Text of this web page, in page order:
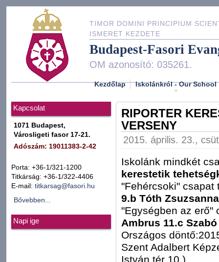
TIMOR DOMINI PRINCIPIUM
ISMERET KEZDETE
Budapest-Fasori
OM azonosító: 035261.
Kezdőlap Iskolánkról - Our School
Kapcsolat
1071 Budapest,
Városligeti fasor 17-21.
Adószám: 19011383-2-42
Porta: +36-1/321-1200
Titkárság: +36-1/322-4406
E-mail: titkarsag@fasori.hu
Bővebben...
Napi ige
RIPORTER
VERSENY
2015. április. 23.,
Iskolánk mindkét
kerestetik
"Fehércsoki"
9.b Tóth
"Egységben az erő"
Ambrus 11.c
Országos
Szent Adalbert
István tér 10.)